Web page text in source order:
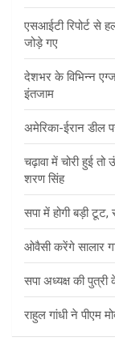
एसआईटी रिपोर्ट से
जोड़े गए
देशभर के विभिन्न
इंतजाम
अमेरिका-ईरान डील
चढ़ावा में चोरी हुई
शरण सिंह
सपा में होगी बड़ी
ओवैसी करेंगे सालार
सपा अध्यक्ष की
राहुल गांधी ने पीएम